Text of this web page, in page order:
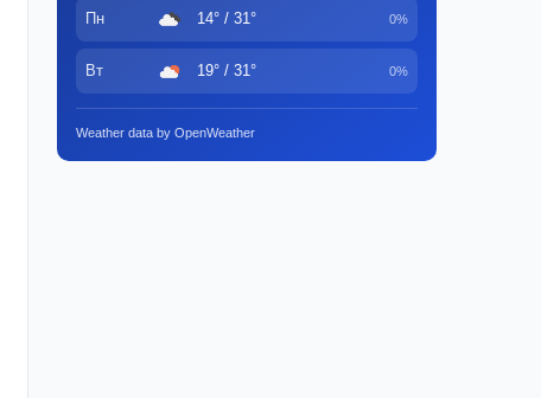
Пн 14° / 31° 0%
Вт 19° / 31° 0%
Weather data by OpenWeather